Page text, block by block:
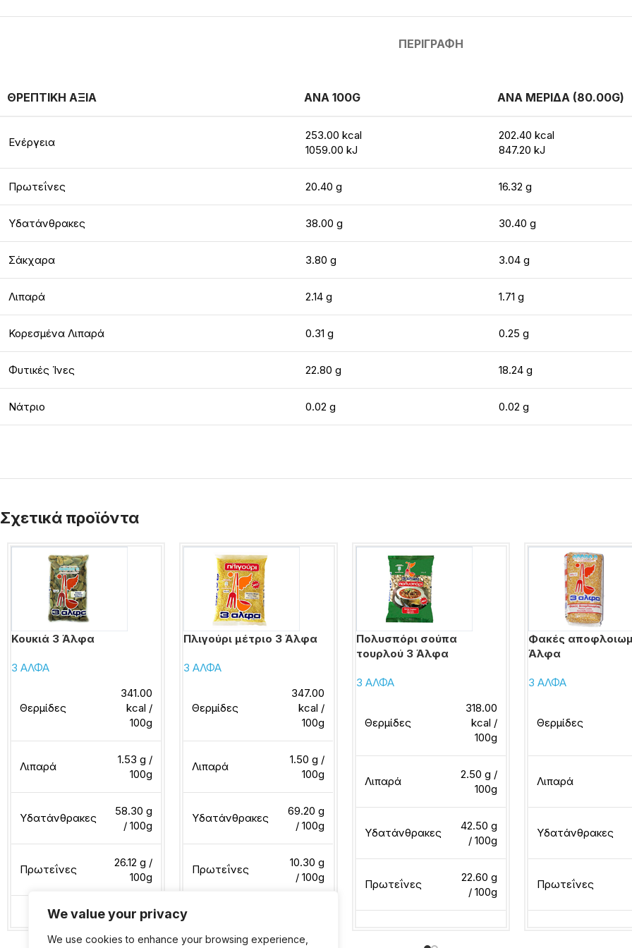
We value your privacy
We use cookies to enhance your browsing experience,
ΠΕΡΙΓΡΑΦΉ
ΘΡΕΠΤΙΚΗ ΑΞΙΑ ΑΝΑ 100G ΑΝΑ ΜΕΡΙΔΑ (80.00G)
Ενέργεια
253.00 kcal
1059.00 kJ
202.40 kcal
847.20 kJ
Πρωτεΐνες 20.40 g 16.32 g
Υδατάνθρακες 38.00 g 30.40 g
Σάκχαρα 3.80 g 3.04 g
Λιπαρά 2.14 g 1.71 g
Κορεσμένα Λιπαρά 0.31 g 0.25 g
Φυτικές Ίνες 22.80 g 18.24 g
Νάτριο 0.02 g 0.02 g
Σχετικά προϊόντα
Κουκιά 3 Άλφα
3 ΑΛΦΑ
Θερμίδες
341.00
kcal /
100g
Λιπαρά
1.53 g /
100g
Υδατάνθρακες
58.30 g
/ 100g
Πρωτεΐνες
26.12 g /
100g
Διαβάστε περισσότερα
Πλιγούρι μέτριο 3 Άλφα
3 ΑΛΦΑ
Θερμίδες
347.00
kcal /
100g
Λιπαρά
1.50 g /
100g
Υδατάνθρακες
69.20 g
/ 100g
Πρωτεΐνες
10.30 g
/ 100g
Διαβάστε περισσότερα
Πολυσπόρι σούπα
τουρλού 3 Άλφα
3 ΑΛΦΑ
Θερμίδες
318.00
kcal /
100g
Λιπαρά
2.50 g /
100g
Υδατάνθρακες
42.50 g
/ 100g
Πρωτεΐνες
22.60 g
/ 100g
Φακές
Άλφα
3 ΑΛΦΑ
Θερμίδες
Λιπαρά
Υδατάνθρακες
Πρωτεΐνες